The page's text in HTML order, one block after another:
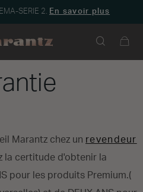
SERIE 2. En savoir plus
Marantz chez un revendeur
la certitude d'obtenir la
pour les produits Premium.(